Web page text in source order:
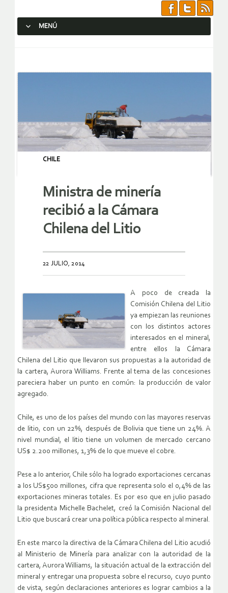
MENÚ
CHILE
Ministra de minería
recibió a la Cámara
Chilena del Litio
22 JULIO, 2014
A poco de creada la
Comisión Chilena del Litio
ya empiezan las reuniones
con los distintos actores
interesados en el mineral,
entre ellos la Cámara
Chilena del Litio que llevaron sus propuestas a la autoridad de
la cartera, Aurora Williams. Frente al tema de las concesiones
pareciera haber un punto en común: la producción de valor
agregado.
Chile, es uno de los países del mundo con las mayores reservas
de litio, con un 22%, después de Bolivia que tiene un 24%. A
nivel mundial, el litio tiene un volumen de mercado cercano
US$ 2.200 millones, 1,3% de lo que mueve el cobre.
Pese a lo anterior, Chile sólo ha logrado exportaciones cercanas
a los US$500 millones, cifra que representa solo el 0,4% de las
exportaciones mineras totales. Es por eso que en julio pasado
la presidenta Michelle Bachelet, creó la Comisión Nacional del
Litio que buscará crear una política pública respecto al mineral.
En este marco la directiva de la Cámara Chilena del Litio acudió
al Ministerio de Minería para analizar con la autoridad de la
cartera, Aurora Williams, la situación actual de la extracción del
mineral y entregar una propuesta sobre el recurso, cuyo punto
de vista, según declaraciones anteriores es lograr cambios a la